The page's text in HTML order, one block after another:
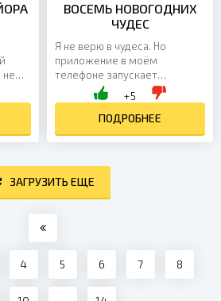
не
ВОСЕМЬ НОВОГОДНИХ
ЧУДЕС
Я не верю в чудеса. Но
приложение в моём
телефоне запускает
обратный отсчёт и даёт
задания, от которых нельзя
отказаться. Оно обещает, что
в конце я...
+5
ПОДРОБНЕЕ
ЗАГРУЗИТЬ ЕЩЕ
4 5 6 7 8